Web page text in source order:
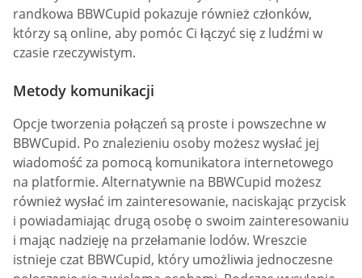
randkowa BBWCupid pokazuje również członków,
którzy są online, aby pomóc Ci łączyć się z ludźmi w
czasie rzeczywistym.
Metody komunikacji
Opcje tworzenia połączeń są proste i powszechne w
BBWCupid. Po znalezieniu osoby możesz wysłać jej
wiadomość za pomocą komunikatora internetowego
na platformie. Alternatywnie na BBWCupid możesz
również wysłać im zainteresowanie, naciskając przycisk
i powiadamiając drugą osobę o swoim zainteresowaniu
i mając nadzieję na przełamanie lodów. Wreszcie
istnieje czat BBWCupid, który umożliwia jednoczesne